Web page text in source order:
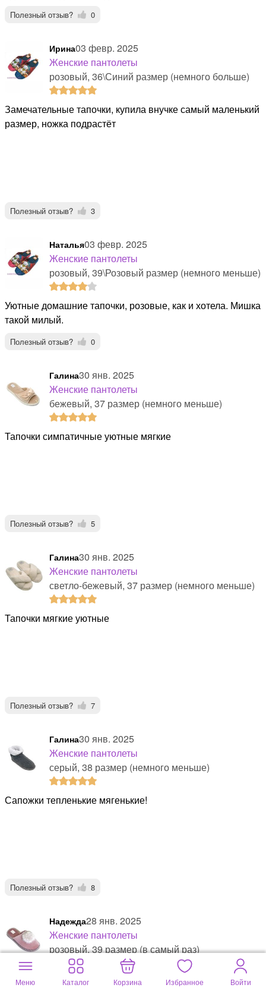
Полезный отзыв? 0
Ирина03 февр. 2025
Женские пантолеты
розовый, 36\Синий размер (немного больше)
Замечательные тапочки, купила внучке самый маленький
размер, ножка подрастёт
Полезный отзыв? 3
Наталья03 февр. 2025
Женские пантолеты
розовый, 39\Розовый размер (немного меньше)
Уютные домашние тапочки, розовые, как и хотела. Мишка
такой милый.
Полезный отзыв? 0
Галина30 янв. 2025
Женские пантолеты
бежевый, 37 размер (немного меньше)
тапочки симпатичные уютные мягкие
Полезный отзыв? 5
Галина30 янв. 2025
Женские пантолеты
светло-бежевый, 37 размер (немного меньше)
тапочки мягкие уютные
Полезный отзыв? 7
Галина30 янв. 2025
Женские пантолеты
серый, 38 размер (немного меньше)
сапожки тепленькие мягенькие!
Полезный отзыв? 8
Надежда28 янв. 2025
Женские пантолеты
розовый, 39 размер (в самый раз)
тапочки хорошие, симпатичные.
Меню Каталог Корзина Избранное Войти